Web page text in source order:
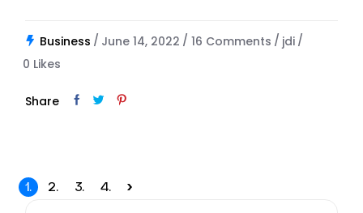
Business June 14, 2022 16 Comments
jdi
0 Likes
Share
Posts
1. 2. 3. 4.